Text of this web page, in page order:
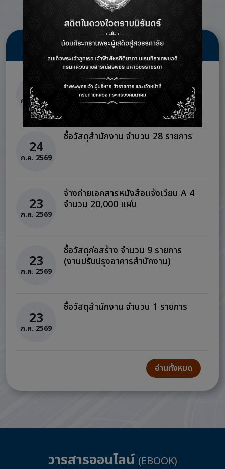
ข่าวจัดซื้อจัดจ้าง
24
ก.ค. 2569
ซื้อวัสดุงานบ้านงานครัว จำนวน 12
รายการ
24
ก.ค. 2569
ซื้อวัสดุสำนักงาน จำนวน 28 รายการ
23
ก.ค. 2569
จ้างถ่ายเอกสารหนังสือแจ้งเวียน A 4
จำนวน 20,000 แผ่น
23
ก.ค. 2569
ซื้อวัสดุก่อสร้าง จำนวน 9 รายการ
(งานปรับปรุงอาคารสำนักงาน)
23
ก.ค. 2569
ซื้อวัสดุสำนักงาน จำนวน 1 รายการ
อ่านทั้งหมด
วารสารออนไลน์ (EBOOK)